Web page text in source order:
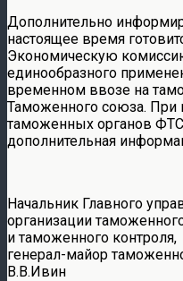
Дополнительно
настоящее время
Экономическую
единообразного
временном ввозе на
Таможенного союза. При
таможенных органов
дополнительная
Начальник Главного
организации
и таможенного контроля,
генерал-майор
В.В.Ивин